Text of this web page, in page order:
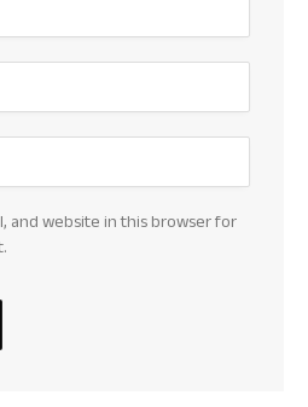
and website in this browser for